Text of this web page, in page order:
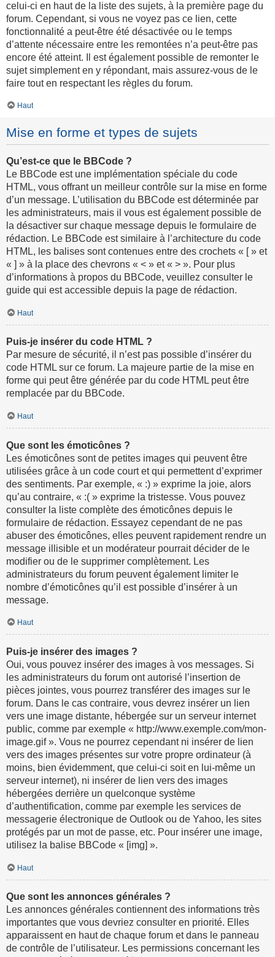
celui-ci en haut de la liste des sujets, à la première page du
forum. Cependant, si vous ne voyez pas ce lien, cette
fonctionnalité a peut-être été désactivée ou le temps
d’attente nécessaire entre les remontées n’a peut-être pas
encore été atteint. Il est également possible de remonter le
sujet simplement en y répondant, mais assurez-vous de le
faire tout en respectant les règles du forum.
Haut
Mise en forme et types de sujets
Qu’est-ce que le BBCode ?
Le BBCode est une implémentation spéciale du code
HTML, vous offrant un meilleur contrôle sur la mise en forme
d’un message. L’utilisation du BBCode est déterminée par
les administrateurs, mais il vous est également possible de
la désactiver sur chaque message depuis le formulaire de
rédaction. Le BBCode est similaire à l’architecture du code
HTML, les balises sont contenues entre des crochets « [ » et
« ] » à la place des chevrons « < » et « > ». Pour plus
d’informations à propos du BBCode, veuillez consulter le
guide qui est accessible depuis la page de rédaction.
Haut
Puis-je insérer du code HTML ?
Par mesure de sécurité, il n’est pas possible d’insérer du
code HTML sur ce forum. La majeure partie de la mise en
forme qui peut être générée par du code HTML peut être
remplacée par du BBCode.
Haut
Que sont les émoticônes ?
Les émoticônes sont de petites images qui peuvent être
utilisées grâce à un code court et qui permettent d’exprimer
des sentiments. Par exemple, « :) » exprime la joie, alors
qu’au contraire, « :( » exprime la tristesse. Vous pouvez
consulter la liste complète des émoticônes depuis le
formulaire de rédaction. Essayez cependant de ne pas
abuser des émoticônes, elles peuvent rapidement rendre un
message illisible et un modérateur pourrait décider de le
modifier ou de le supprimer complètement. Les
administrateurs du forum peuvent également limiter le
nombre d’émoticônes qu’il est possible d’insérer à un
message.
Haut
Puis-je insérer des images ?
Oui, vous pouvez insérer des images à vos messages. Si
les administrateurs du forum ont autorisé l’insertion de
pièces jointes, vous pourrez transférer des images sur le
forum. Dans le cas contraire, vous devrez insérer un lien
vers une image distante, hébergée sur un serveur internet
public, comme par exemple « http://www.exemple.com/mon-
image.gif ». Vous ne pourrez cependant ni insérer de lien
vers des images présentes sur votre propre ordinateur (à
moins, bien évidemment, que celui-ci soit en lui-même un
serveur internet), ni insérer de lien vers des images
hébergées derrière un quelconque système
d’authentification, comme par exemple les services de
messagerie électronique de Outlook ou de Yahoo, les sites
protégés par un mot de passe, etc. Pour insérer une image,
utilisez la balise BBCode « [img] ».
Haut
Que sont les annonces générales ?
Les annonces générales contiennent des informations très
importantes que vous devriez consulter en priorité. Elles
apparaissent en haut de chaque forum et dans le panneau
de contrôle de l’utilisateur. Les permissions concernant les